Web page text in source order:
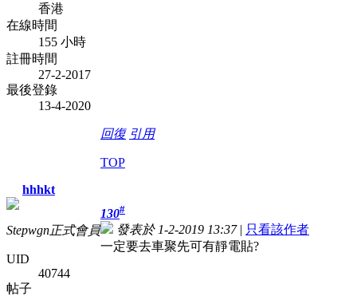
香港
在線時間
155 小時
註冊時間
27-2-2017
最後登錄
13-4-2020
回復 引用
TOP
hhhkt
Stepwgn正式會員
UID
40744
帖子
130#
發表於 1-2-2019 13:37| 只看該作者
一定要去車聚先可有靜電貼?